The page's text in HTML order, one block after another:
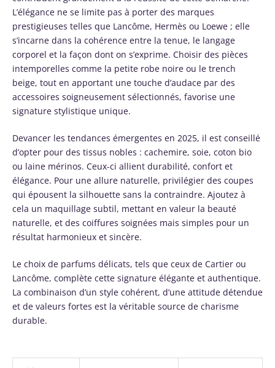
L’élégance ne se limite pas à porter des marques
prestigieuses telles que Lancôme, Hermès ou Loewe ; elle
s’incarne dans la cohérence entre la tenue, le langage
corporel et la façon dont on s’exprime. Choisir des pièces
intemporelles comme la petite robe noire ou le trench
beige, tout en apportant une touche d’audace par des
accessoires soigneusement sélectionnés, favorise une
signature stylistique unique.
Devancer les tendances émergentes en 2025, il est conseillé
d’opter pour des tissus nobles : cachemire, soie, coton bio
ou laine mérinos. Ceux-ci allient durabilité, confort et
élégance. Pour une allure naturelle, privilégier des coupes
qui épousent la silhouette sans la contraindre. Ajoutez à
cela un maquillage subtil, mettant en valeur la beauté
naturelle, et des coiffures soignées mais simples pour un
résultat harmonieux et sincère.
Le choix de parfums délicats, tels que ceux de Cartier ou
Lancôme, complète cette signature élégante et authentique.
La combinaison d’un style cohérent, d’une attitude détendue
et de valeurs fortes est la véritable source de charisme
durable.